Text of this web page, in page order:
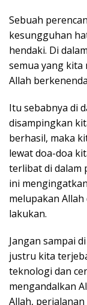
Sebuah
kesungguhan
hendaki. Di
semua yang kita
Allah
Itu sebabnya di
disampingkan
berhasil, maka
lewat doa-doa
terlibat di dalam
ini
melupakan
lakukan.
Jangan sampai
justru kita
teknologi dan
mengandalkan
Allah,